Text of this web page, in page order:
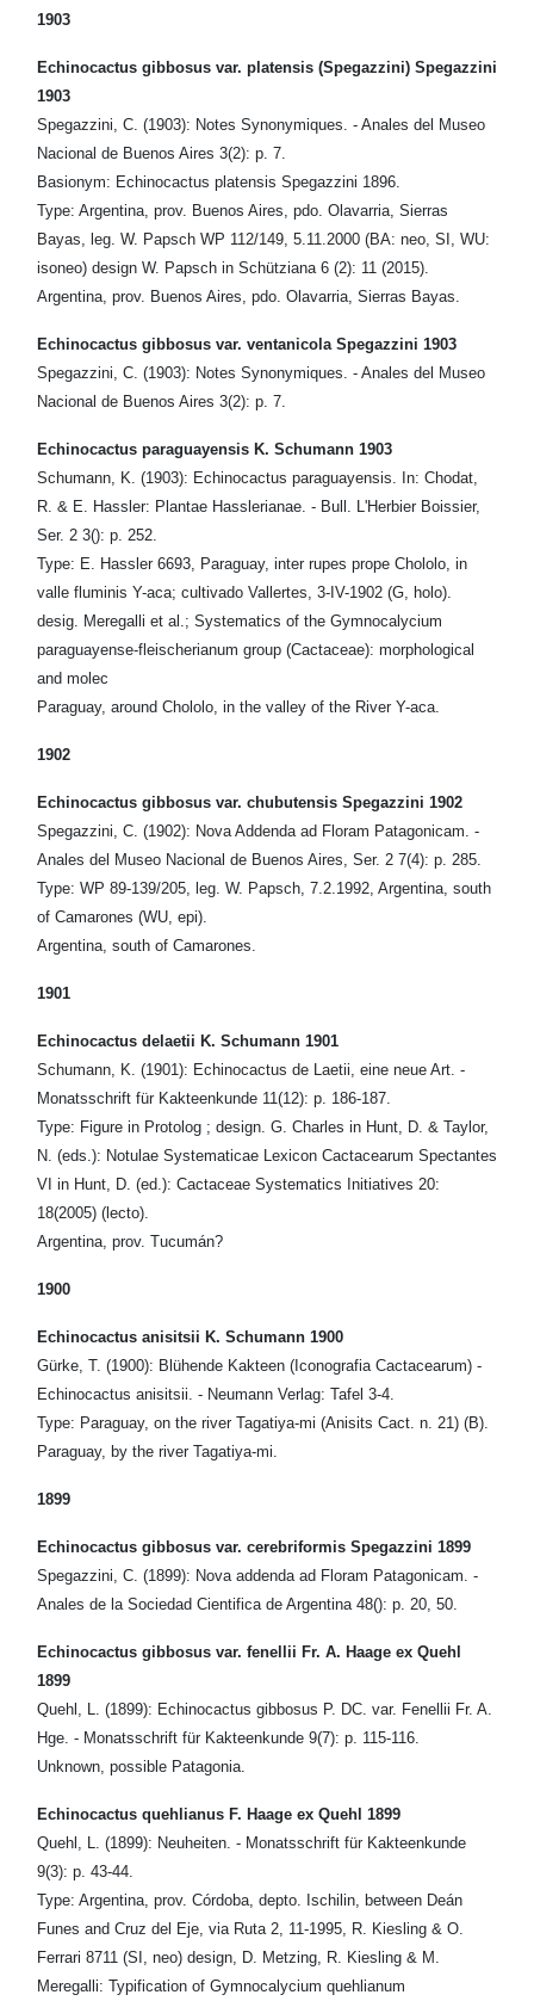
1903
Echinocactus gibbosus var. platensis (Spegazzini) Spegazzini
1903
Spegazzini, C. (1903): Notes Synonymiques. - Anales del Museo
Nacional de Buenos Aires 3(2): p. 7.
Basionym: Echinocactus platensis Spegazzini 1896.
Type: Argentina, prov. Buenos Aires, pdo. Olavarria, Sierras
Bayas, leg. W. Papsch WP 112/149, 5.11.2000 (BA: neo, SI, WU:
isoneo) design W. Papsch in Schütziana 6 (2): 11 (2015).
Argentina, prov. Buenos Aires, pdo. Olavarria, Sierras Bayas.
Echinocactus gibbosus var. ventanicola Spegazzini 1903
Spegazzini, C. (1903): Notes Synonymiques. - Anales del Museo
Nacional de Buenos Aires 3(2): p. 7.
Echinocactus paraguayensis K. Schumann 1903
Schumann, K. (1903): Echinocactus paraguayensis. In: Chodat,
R. & E. Hassler: Plantae Hasslerianae. - Bull. L'Herbier Boissier,
Ser. 2 3(): p. 252.
Type: E. Hassler 6693, Paraguay, inter rupes prope Chololo, in
valle fluminis Y-aca; cultivado Vallertes, 3-IV-1902 (G, holo).
desig. Meregalli et al.; Systematics of the Gymnocalycium
paraguayense-fleischerianum group (Cactaceae): morphological
and molec
Paraguay, around Chololo, in the valley of the River Y-aca.
1902
Echinocactus gibbosus var. chubutensis Spegazzini 1902
Spegazzini, C. (1902): Nova Addenda ad Floram Patagonicam. -
Anales del Museo Nacional de Buenos Aires, Ser. 2 7(4): p. 285.
Type: WP 89-139/205, leg. W. Papsch, 7.2.1992, Argentina, south
of Camarones (WU, epi).
Argentina, south of Camarones.
1901
Echinocactus delaetii K. Schumann 1901
Schumann, K. (1901): Echinocactus de Laetii, eine neue Art. -
Monatsschrift für Kakteenkunde 11(12): p. 186-187.
Type: Figure in Protolog ; design. G. Charles in Hunt, D. & Taylor,
N. (eds.): Notulae Systematicae Lexicon Cactacearum Spectantes
VI in Hunt, D. (ed.): Cactaceae Systematics Initiatives 20:
18(2005) (lecto).
Argentina, prov. Tucumán?
1900
Echinocactus anisitsii K. Schumann 1900
Gürke, T. (1900): Blühende Kakteen (Iconografia Cactacearum) -
Echinocactus anisitsii. - Neumann Verlag: Tafel 3-4.
Type: Paraguay, on the river Tagatiya-mi (Anisits Cact. n. 21) (B).
Paraguay, by the river Tagatiya-mi.
1899
Echinocactus gibbosus var. cerebriformis Spegazzini 1899
Spegazzini, C. (1899): Nova addenda ad Floram Patagonicam. -
Anales de la Sociedad Cientifica de Argentina 48(): p. 20, 50.
Echinocactus gibbosus var. fenellii Fr. A. Haage ex Quehl
1899
Quehl, L. (1899): Echinocactus gibbosus P. DC. var. Fenellii Fr. A.
Hge. - Monatsschrift für Kakteenkunde 9(7): p. 115-116.
Unknown, possible Patagonia.
Echinocactus quehlianus F. Haage ex Quehl 1899
Quehl, L. (1899): Neuheiten. - Monatsschrift für Kakteenkunde
9(3): p. 43-44.
Type: Argentina, prov. Córdoba, depto. Ischilin, between Deán
Funes and Cruz del Eje, via Ruta 2, 11-1995, R. Kiesling & O.
Ferrari 8711 (SI, neo) design, D. Metzing, R. Kiesling & M.
Meregalli: Typification of Gymnocalycium quehlianum